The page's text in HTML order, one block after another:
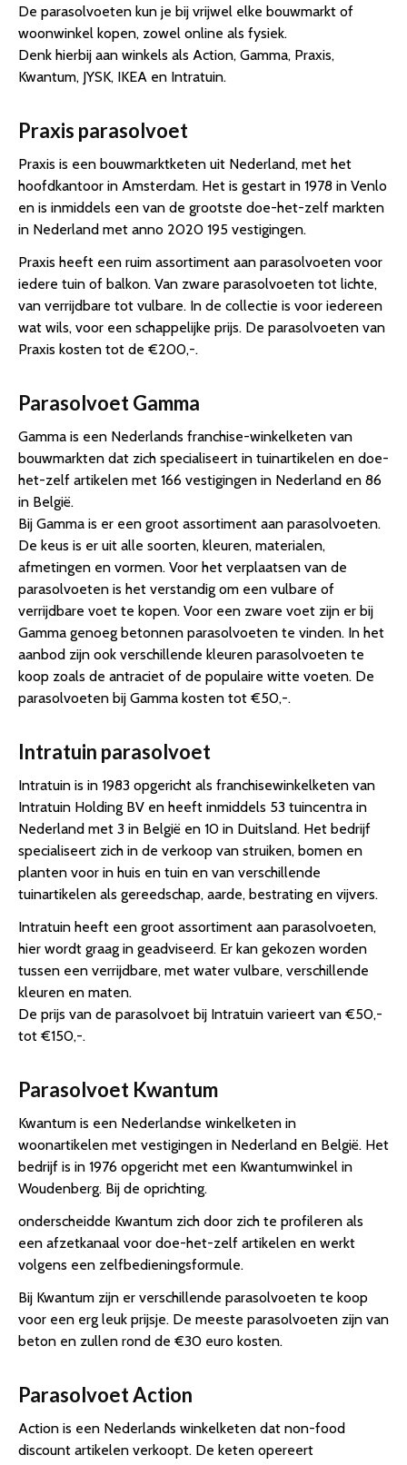
De parasolvoeten kun je bij vrijwel elke bouwmarkt of
woonwinkel kopen, zowel online als fysiek.
Denk hierbij aan winkels als Action, Gamma, Praxis,
Kwantum, JYSK, IKEA en Intratuin.
Praxis parasolvoet
Praxis is een bouwmarktketen uit Nederland, met het
hoofdkantoor in Amsterdam. Het is gestart in 1978 in Venlo
en is inmiddels een van de grootste doe-het-zelf markten
in Nederland met anno 2020 195 vestigingen.
Praxis heeft een ruim assortiment aan parasolvoeten voor
iedere tuin of balkon. Van zware parasolvoeten tot lichte,
van verrijdbare tot vulbare. In de collectie is voor iedereen
wat wils, voor een schappelijke prijs. De parasolvoeten van
Praxis kosten tot de €200,-.
Parasolvoet Gamma
Gamma is een Nederlands franchise-winkelketen van
bouwmarkten dat zich specialiseert in tuinartikelen en doe-
het-zelf artikelen met 166 vestigingen in Nederland en 86
in België.
Bij Gamma is er een groot assortiment aan parasolvoeten.
De keus is er uit alle soorten, kleuren, materialen,
afmetingen en vormen. Voor het verplaatsen van de
parasolvoeten is het verstandig om een vulbare of
verrijdbare voet te kopen. Voor een zware voet zijn er bij
Gamma genoeg betonnen parasolvoeten te vinden. In het
aanbod zijn ook verschillende kleuren parasolvoeten te
koop zoals de antraciet of de populaire witte voeten. De
parasolvoeten bij Gamma kosten tot €50,-.
Intratuin parasolvoet
Intratuin is in 1983 opgericht als franchisewinkelketen van
Intratuin Holding BV en heeft inmiddels 53 tuincentra in
Nederland met 3 in België en 10 in Duitsland. Het bedrijf
specialiseert zich in de verkoop van struiken, bomen en
planten voor in huis en tuin en van verschillende
tuinartikelen als gereedschap, aarde, bestrating en vijvers.
Intratuin heeft een groot assortiment aan parasolvoeten,
hier wordt graag in geadviseerd. Er kan gekozen worden
tussen een verrijdbare, met water vulbare, verschillende
kleuren en maten.
De prijs van de parasolvoet bij Intratuin varieert van €50,-
tot €150,-.
Parasolvoet Kwantum
Kwantum is een Nederlandse winkelketen in
woonartikelen met vestigingen in Nederland en België. Het
bedrijf is in 1976 opgericht met een Kwantumwinkel in
Woudenberg. Bij de oprichting.
onderscheidde Kwantum zich door zich te profileren als
een afzetkanaal voor doe-het-zelf artikelen en werkt
volgens een zelfbedieningsformule.
Bij Kwantum zijn er verschillende parasolvoeten te koop
voor een erg leuk prijsje. De meeste parasolvoeten zijn van
beton en zullen rond de €30 euro kosten.
Parasolvoet Action
Action is een Nederlands winkelketen dat non-food
discount artikelen verkoopt. De keten opereert